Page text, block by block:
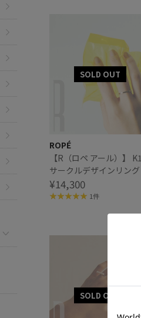
ROPÉ
【R（ロペ アール）】
サークルデザインリング
¥14,300
1件